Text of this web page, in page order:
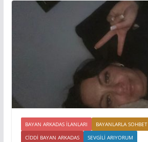
BAYAN ARKADAS ILANLARI
BAYANLARLA SOHBET
CIDDI BAYAN ARKADAS
SEVGILI ARIYORUM